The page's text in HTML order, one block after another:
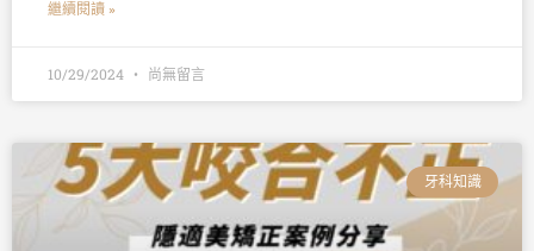
繼續閱讀 »
10/29/2024 尚無留言
牙科知識